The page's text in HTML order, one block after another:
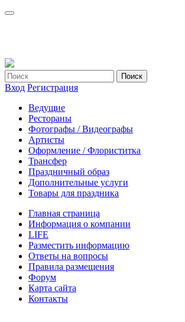
Вход Регистрация
Ведущие
Рестораны
Фотографы / Видеографы
Артисты
Оформление / Флориститка
Трансфер
Праздничный образ
Дополнительные услуги
Товары для праздника
Главная страница
Информация о компании
LIFE
Разместить информацию
Ответы на вопросы
Правила размещения
Форум
Карта сайта
Контакты